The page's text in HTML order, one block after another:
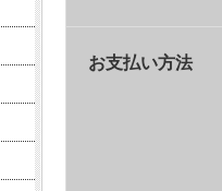
お支払い方法